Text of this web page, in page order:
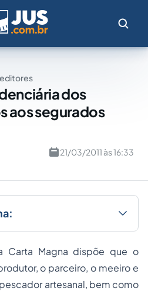
dos
aos segurados
21/03/2011 às 16:33
Carta Magna dispõe que o
o parceiro, o meeiro e
artesanal, bem como